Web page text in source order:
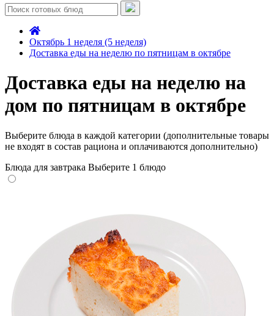
Октябрь 1 неделя (5 неделя)
Доставка еды на неделю по пятницам в октябре
Доставка еды на неделю на
дом по пятницам в октябре
Выберите блюда в каждой категории (дополнительные товары
не входят в состав рациона и оплачиваются дополнительно)
Блюда для завтрака Выберите 1 блюдо